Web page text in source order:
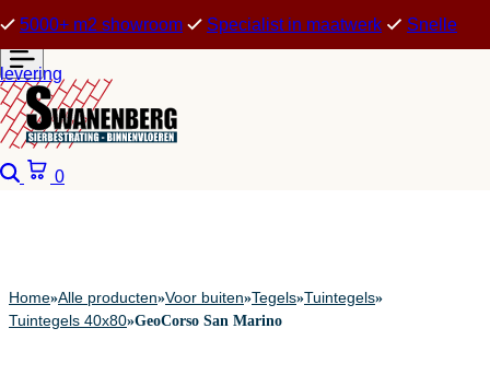
5000+ m2 showroom Specialist in maatwerk Snelle
levering
Zoeken
0
Home»Alle producten»Voor buiten»Tegels»Tuintegels»
Tuintegels 40x80»GeoCorso San Marino